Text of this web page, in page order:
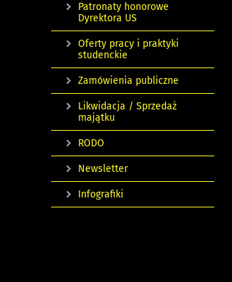
Patronaty honorowe
Dyrektora US
Oferty pracy i praktyki
studenckie
Zamówienia publiczne
Likwidacja / Sprzedaż
majątku
RODO
Newsletter
Infografiki